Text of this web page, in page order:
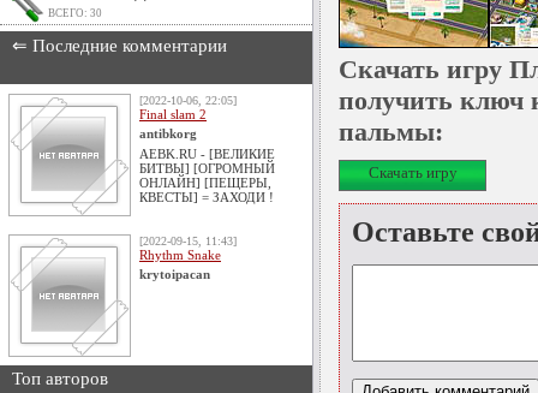
ВСЕГО: 30
⇐ Последние комментарии
[2022-10-06, 22:05]
Final slam 2
antibkorg
AEBK.RU - [ВЕЛИКИЕ
БИТВЫ] [ОГРОМНЫЙ
ОНЛАЙН] [ПЕЩЕРЫ,
КВЕСТЫ] = ЗАХОДИ !
[2022-09-15, 11:43]
Rhythm Snake
krytoipacan
Топ авторов
Скачать игру
получить ключ
пальмы:
Скачать игру
Оставьте